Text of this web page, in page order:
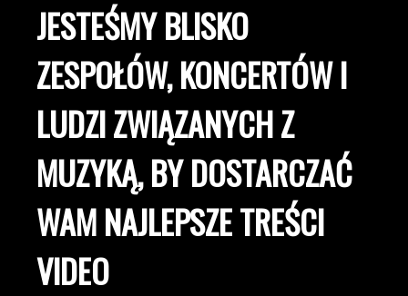
JESTEŚMY BLISKO
ZESPOŁÓW, KONCERTÓW I
LUDZI ZWIĄZANYCH Z
MUZYKĄ, BY DOSTARCZAĆ
WAM NAJLEPSZE TREŚCI
VIDEO